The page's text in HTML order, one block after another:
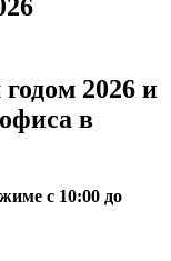
2026 и
в
с 10:00 до